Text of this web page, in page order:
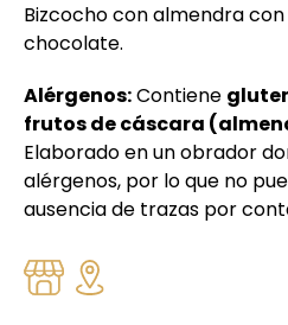
Bizcocho con almendra
chocolate.
Alérgenos:Contiene
frutos de cáscara
Elaborado en un obrador
alérgenos, por lo que no
ausencia de trazas por